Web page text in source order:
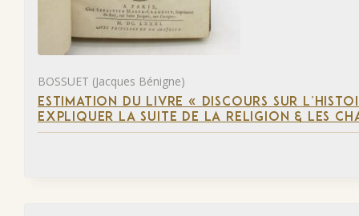
BOSSUET (Jacques Bénigne)
ESTIMATION DU LIVRE « DISCOURS SUR
EXPLIQUER LA SUITE DE LA RELIGION & LES